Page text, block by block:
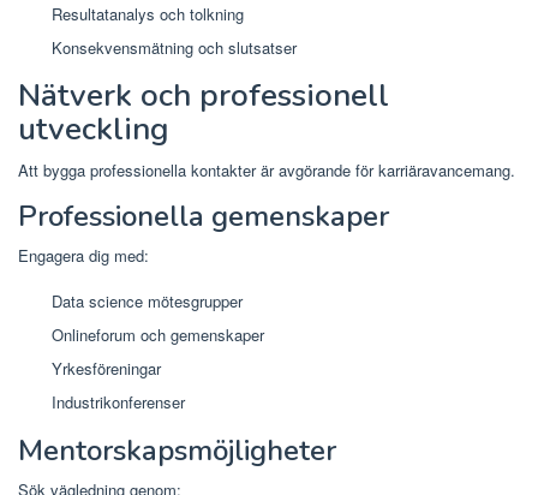
Resultatanalys och tolkning
Konsekvensmätning och slutsatser
Nätverk och professionell
utveckling
Att bygga professionella kontakter är avgörande för karriäravancemang.
Professionella gemenskaper
Engagera dig med:
Data science mötesgrupper
Onlineforum och gemenskaper
Yrkesföreningar
Industrikonferenser
Mentorskapsmöjligheter
Sök vägledning genom: